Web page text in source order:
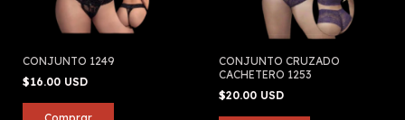
CONJUNTO 1249
$16.00 USD
CONJUNTO CRUZADO
CACHETERO 1253
$20.00 USD